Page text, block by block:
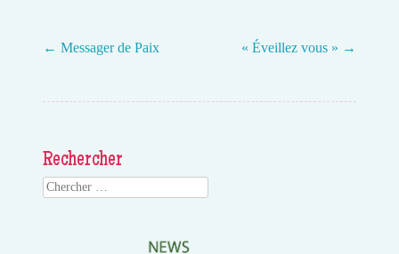
← Messager de Paix « Éveillez vous » →
Rechercher
Search